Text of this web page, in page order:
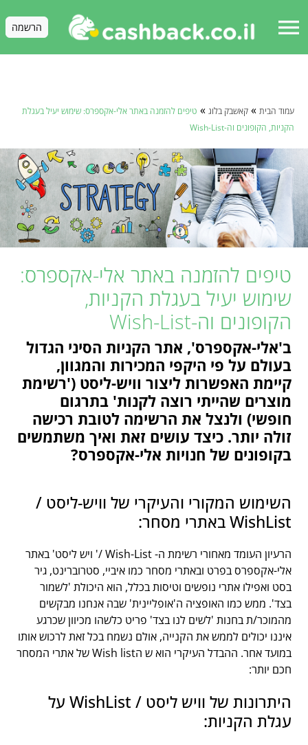
menu הרשמה
עמוד הבית » קאשבק בלוג » טיפים להזמנה באתר אלי-אקספרס: שימוש יעיל בעגלת
הקניות, הקופונים וה-Wish-List
טיפים להזמנה באתר אלי-אקספרס:
שימוש יעיל בעגלת הקניות,
הקופונים וה-Wish-List
ב'אלי-אקספרס', אתר הקניות הסיני הגדול
בעולם על פי היקפי המכירות והמגוון,
קיימת האפשרות ליצור וויש-ליסט ('רשימת
מוצרים שהייתי רוצה לקנות' בתרגום
חופשי) ולנצל את הרשימה לטובת רכישה
זולה יותר. כיצד עושים זאת ואיך משתמשים
בקופונים של חנויות אלי-אקספרס?
השימוש המקורי והעיקרי של וויש-ליסט /
WishList באתרי מסחר:
הרעיון העומד מאחורי רשימת ה- Wish-List /' ויש ליסט' באתר
אלי-אקספרס בפרט ובאתרי מסחר כמו איביי, סטרוברינט, גיר
בסט ואפילו אתרי נופשים וטיסות בכלל, הוא היכולת 'לשמור
בצד'. ממש כמו האופציה ה'אופליינית' שבה אנחנו מבקשים
מהמוכר/ת בחנות 'לשים לנו בצד' פריט כלשהו מכיוון שכרגע
איננו יכולים לממש את הקנייה, אולם נשמח בכל זאת לרכוש אותו
במועד אחר. ההבדל העיקרי הוא ש הWish list של אתרי המסחר
חכם יותר:
היתרונות של וויש ליסט / WishList על
עגלת הקניות: